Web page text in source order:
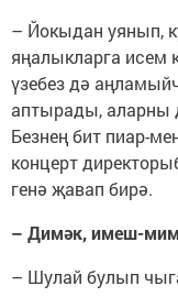
– Йокыдан уянып,
яңалыкларга исем
үзебез дә
аптырады, аларны
Безнең бит пиар-
концерт
генә җавап бирә.
– Димәк, имеш-
– Шулай булып